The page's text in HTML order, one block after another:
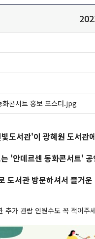
화콘서트 홍보 포스터.jpg
도서관'이 광혜원 도서관
'안데르센 동화콘서트'
도서관 방문하셔서 즐거
추가 관람 인원수도 꼭 적어주